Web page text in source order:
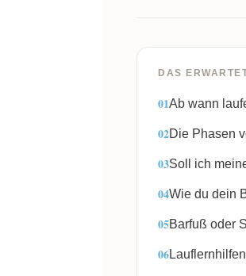
DAS
Ab wann
Die Phasen
Soll ich
Wie du dein
Barfuß oder